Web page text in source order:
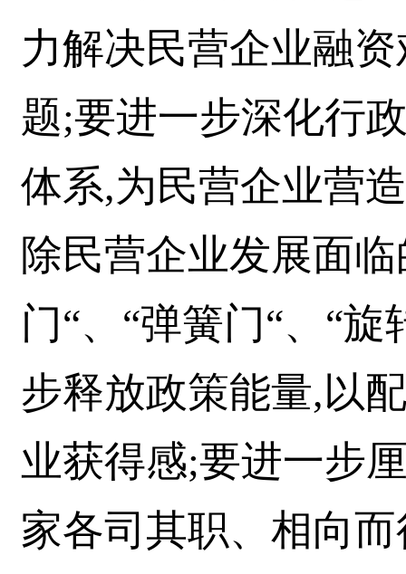
力解决民营企业融
题;要进一步深化行
体系,为民营企业营
除民营企业发展面
门“、“弹簧门“、“
步释放政策能量,以
业获得感;要进一步
家各司其职、相向